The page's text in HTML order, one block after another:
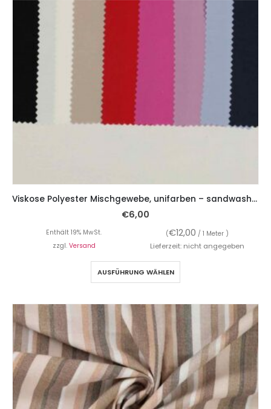
Viskose Polyester Mischgewebe, unifarben – sandwashed
€6,00
Enthält 19% MwSt. (€12,00 / 1 Meter )
zzgl. Versand Lieferzeit: nicht angegeben
AUSFÜHRUNG WÄHLEN